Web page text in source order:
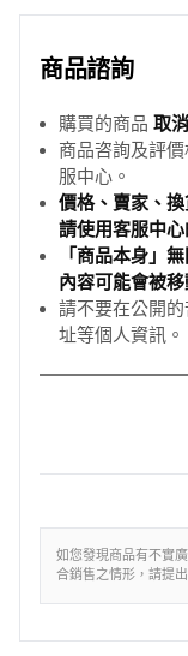
商品諮詢
購買的商品 取
商品咨詢及評
服中心。
價格、賣家、
請使用客服中
「商品本身」
內容可能會被
請不要在公開
址等個人資訊。
如您發現商品有不實
合銷售之情形，請提